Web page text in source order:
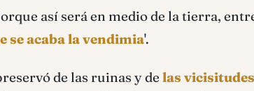
así será en medio de la tierra,
se acaba la vendimia'.
de las ruinas y de las vicisitudes